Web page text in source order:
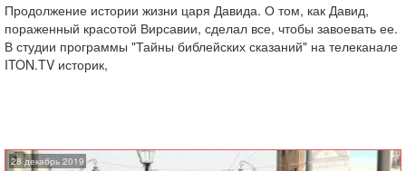
Продолжение истории жизни царя Давида. О том, как Давид,
пораженный красотой Вирсавии, сделал все, чтобы завоевать ее.
В студии программы "Тайны библейских сказаний" на телеканале
ITON.TV историк,
28 декабрь 2019